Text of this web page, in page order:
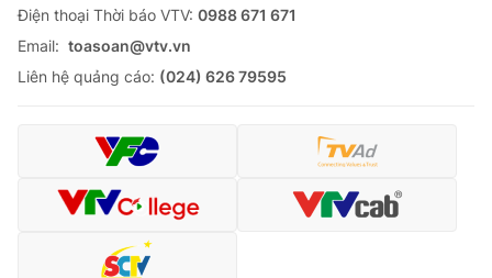
Ðiện thoại Thời báo VTV: 0988 671 671
Email: toasoan@vtv.vn
Liên hệ quảng cáo: (024) 626 79595